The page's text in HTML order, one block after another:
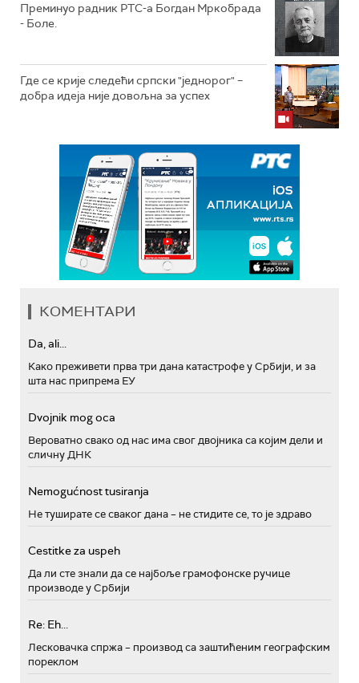
Преминуо радник РТС-а Богдан Мркобрада
- Боле.
Где се крије следећи српски "једнорог" –
добра идеја није довољна за успех
КОМЕНТАРИ
Da, ali...
Како преживети прва три дана катастрофе у Србији, и за
шта нас припрема ЕУ
Dvojnik mog oca
Вероватно свако од нас има свог двојника са којим дели и
сличну ДНК
Nemogućnost tusiranja
Не туширате се сваког дана – не стидите се, то је здраво
Cestitke za uspeh
Да ли сте знали да се најбоље грамофонске ручице
производе у Србији
Re: Eh...
Лесковачка спржа – производ са заштићеним географским
пореклом